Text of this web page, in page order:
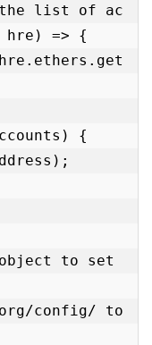
the list of ac
hre) => {
to set
config/ to